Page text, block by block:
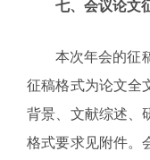
七、会议论文
本次年会的征
征稿格式为论文全
背景、文献综述、
格式要求见附件。